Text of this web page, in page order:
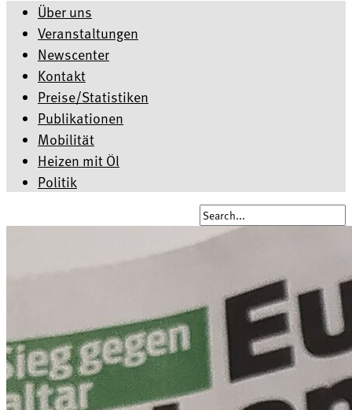
Über uns
Veranstaltungen
Newscenter
Kontakt
Preise/Statistiken
Publikationen
Mobilität
Heizen mit Öl
Politik